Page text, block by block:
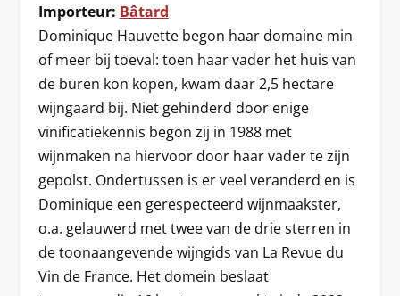
Importeur: Bâtard
Dominique Hauvette begon haar domaine min
of meer bij toeval: toen haar vader het huis van
de buren kon kopen, kwam daar 2,5 hectare
wijngaard bij. Niet gehinderd door enige
vinificatiekennis begon zij in 1988 met
wijnmaken na hiervoor door haar vader te zijn
gepolst. Ondertussen is er veel veranderd en is
Dominique een gerespecteerd wijnmaakster,
o.a. gelauwerd met twee van de drie sterren in
de toonaangevende wijngids van La Revue du
Vin de France. Het domein beslaat